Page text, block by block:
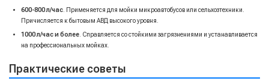
600-800 л/час . Применяется для мойки микроавтобусов или сельхозтехники.
Причисляется к бытовым АВД высокого уровня.
1000 л/час и более . Справляется со стойкими загрязнениями и устанавливается
на профессиональных мойках.
Практические советы